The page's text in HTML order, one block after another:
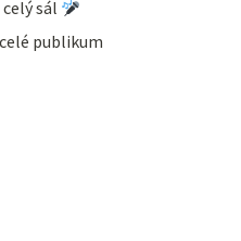
sál
publikum